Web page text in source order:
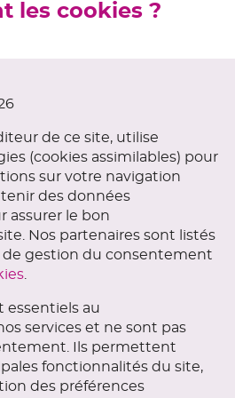
les cookies ?
de ce site, utilise
(cookies assimilables) pour
sur votre navigation
des données
assurer le bon
Nos partenaires sont listés
gestion du consentement
essentiels au
services et ne sont pas
Ils permettent
fonctionnalités du site,
des préférences